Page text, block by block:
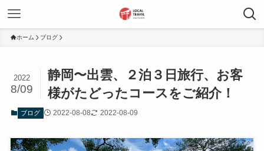
ホーム ブログ
静岡〜出雲、２泊３日旅行、お客
様がたどったコースをご紹介！
2022
8/09
ブログ 2022-08-08 2022-08-09